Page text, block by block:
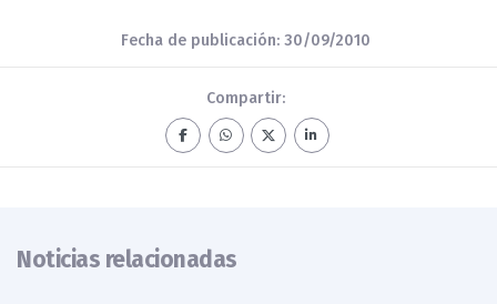
Fecha de publicación: 30/09/2010
Compartir:
Noticias relacionadas